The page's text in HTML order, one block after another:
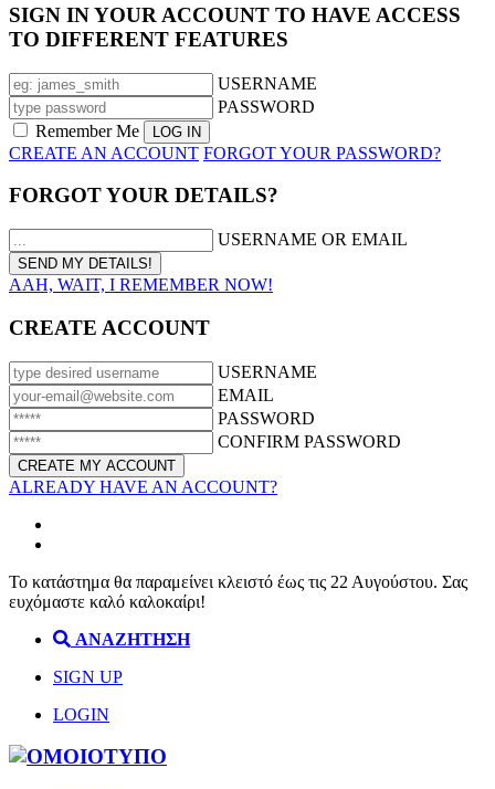
SIGN IN YOUR ACCOUNT TO HAVE ACCESS
TO DIFFERENT FEATURES
USERNAME
PASSWORD
Remember Me
CREATE AN ACCOUNT FORGOT YOUR PASSWORD?
FORGOT YOUR DETAILS?
USERNAME OR EMAIL
AAH, WAIT, I REMEMBER NOW!
CREATE ACCOUNT
USERNAME
EMAIL
PASSWORD
CONFIRM PASSWORD
ALREADY HAVE AN ACCOUNT?
Το κατάστημα θα παραμείνει κλειστό έως τις 22 Αυγούστου. Σας
ευχόμαστε καλό καλοκαίρι!
ΑΝΑΖΗΤΗΣΗ
SIGN UP
LOGIN